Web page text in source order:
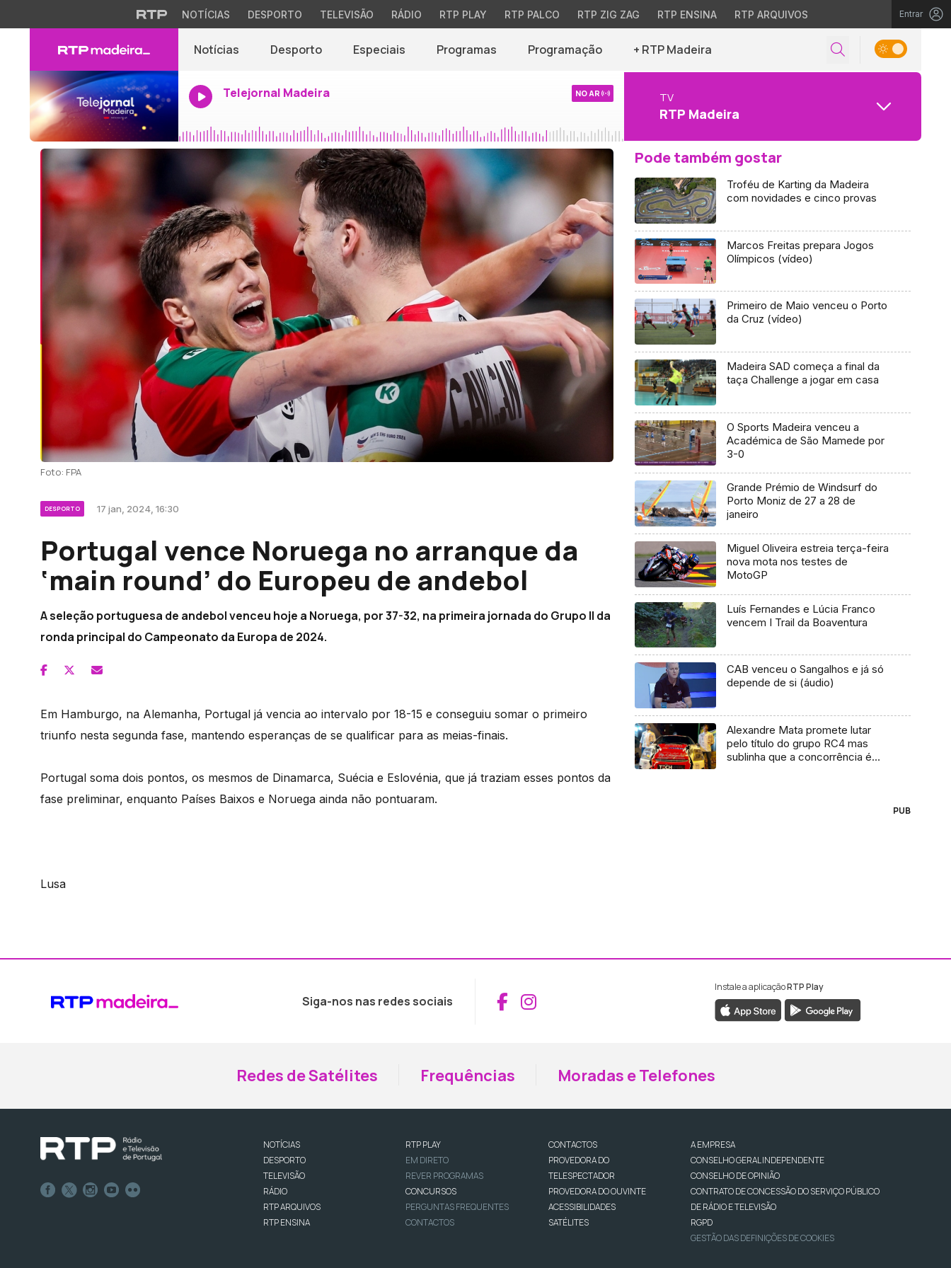
NOTÍCIAS DESPORTO TELEVISÃO RÁDIO RTP PLAY RTP PALCO RTP ZIG ZAG RTP ENSINA RTP ARQUIVOS Entrar
Notícias Desporto Especiais Programas Programação + RTP Madeira
Telejornal Madeira NO AR TV
RTP Madeira
Foto: FPA
DESPORTO 17 jan, 2024, 16:30
Portugal vence Noruega no arranque da
‘main round’ do Europeu de andebol
A seleção portuguesa de andebol venceu hoje a Noruega, por 37-32, na primeira jornada do Grupo II da
ronda principal do Campeonato da Europa de 2024.
Em Hamburgo, na Alemanha, Portugal já vencia ao intervalo por 18-15 e conseguiu somar o primeiro
triunfo nesta segunda fase, mantendo esperanças de se qualificar para as meias-finais.
Portugal soma dois pontos, os mesmos de Dinamarca, Suécia e Eslovénia, que já traziam esses pontos da
fase preliminar, enquanto Países Baixos e Noruega ainda não pontuaram.
Lusa
Pode também gostar
Troféu de Karting da Madeira
com novidades e cinco provas
Marcos Freitas prepara Jogos
Olímpicos (vídeo)
Primeiro de Maio venceu o Porto
da Cruz (vídeo)
Madeira SAD começa a final da
taça Challenge a jogar em casa
O Sports Madeira venceu a
Académica de São Mamede por
3-0
Grande Prémio de Windsurf do
Porto Moniz de 27 a 28 de
janeiro
Miguel Oliveira estreia terça-feira
nova mota nos testes de
MotoGP
Luís Fernandes e Lúcia Franco
vencem I Trail da Boaventura
CAB venceu o Sangalhos e já só
depende de si (áudio)
Alexandre Mata promete lutar
pelo título do grupo RC4 mas
sublinha que a concorrência é
PUB
Siga-nos nas redes sociais Aceder ao Facebook da RTP Madeira
Aceder ao Instagram da RTP Madeira
Instale a aplicaçãoRTP Play
Redes de Satélites Frequências Moradas e Telefones
NOTÍCIAS
DESPORTO
TELEVISÃO
RÁDIO
RTP ARQUIVOS
RTP ENSINA
RTP PLAY
EM DIRETO
REVER PROGRAMAS
CONCURSOS
PERGUNTAS FREQUENTES
CONTACTOS
CONTACTOS
PROVEDORA DO
TELESPECTADOR
PROVEDORA DO OUVINTE
ACESSIBILIDADES
SATÉLITES
A EMPRESA
CONSELHO GERAL INDEPENDENTE
CONSELHO DE OPINIÃO
CONTRATO DE CONCESSÃO DO SERVIÇO PÚBLICO
DE RÁDIO E TELEVISÃO
RGPD
GESTÃO DAS DEFINIÇÕES DE COOKIES